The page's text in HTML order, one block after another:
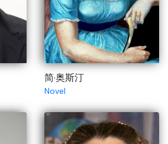
简·奥斯汀
Novel